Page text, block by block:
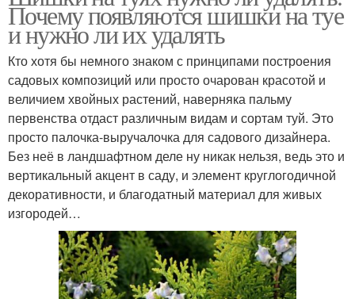
Почему появляются шишки на туе
и нужно ли их удалять
Кто хотя бы немного знаком с принципами построения
садовых композиций или просто очарован красотой и
величием хвойных растений, наверняка пальму
первенства отдаст различным видам и сортам туй. Это
просто палочка-выручалочка для садового дизайнера.
Без неё в ландшафтном деле ну никак нельзя, ведь это и
вертикальный акцент в саду, и элемент круглогодичной
декоративности, и благодатный материал для живых
изгородей…